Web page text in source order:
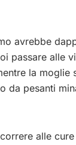
avrebbe
passare alle
la
da pesanti
alle